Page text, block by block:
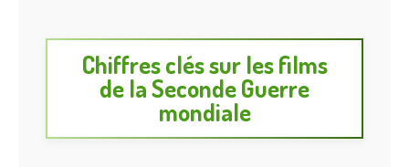
Chiffres clés sur les films
de la Seconde Guerre
mondiale